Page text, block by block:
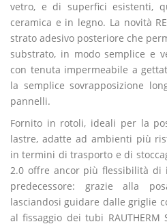
vetro, e di superfici esistenti,
ceramica e in legno. La novità
strato adesivo posteriore che
substrato, in modo semplice e
con tenuta impermeabile a
la semplice sovrapposizione
pannelli.
Fornito in rotoli, ideali per la
lastre, adatte ad ambienti più
in termini di trasporto e di
2.0 offre ancor più flessibilità di
predecessore: grazie alla
lasciandosi guidare dalle griglie
al fissaggio dei tubi